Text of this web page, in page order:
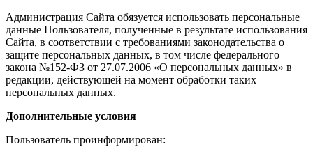
Администрация Сайта обязуется использовать персональные
данные Пользователя, полученные в результате использования
Сайта, в соответствии с требованиями законодательства о
защите персональных данных, в том числе федерального
закона №152-ФЗ от 27.07.2006 «О персональных данных» в
редакции, действующей на момент обработки таких
персональных данных.
Дополнительные условия
Пользователь проинформирован: